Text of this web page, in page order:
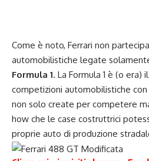
Come è noto, Ferrari non
automobilistiche legate
Formula 1. La Formula 1 è (o
competizioni automobilistiche
non solo create per competere
how che le case costruttrici
proprie auto di produzione